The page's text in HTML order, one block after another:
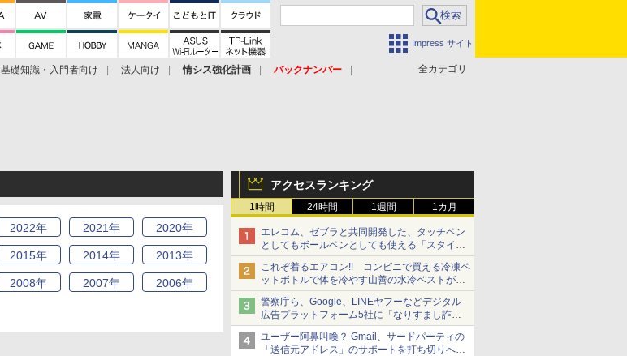
Impress サイト
全カテゴリ
基礎知識・入門者向け 法人向け 情シス強化計画
バックナンバー
アクセスランキング
1時間 24時間 1週間 1カ月
エレコム、ゼブラと共同開発した、タッチペン
としてもボールペンとしても使える「スタイラ
スツーウェイ」発売 iPadにも紙にも、持ち替
えずに書き込める
これぞ着るエアコン!! コンビニで買える冷凍ペ
ットボトルで体を冷やす山善の水冷ベストがロ
ードバイクにちょうどいい【ぼっち・ざ・ろー
ど！その14】【空いた時間でなにしてる？】
警察庁ら、Google、LINEヤフーなどデジタル
広告プラットフォーム5社に「なりすまし詐欺
広告」対策強化を要請 著名人の写真や映像を
使った投資詐欺などへの対策として
ユーザー阿鼻叫喚？ Gmail、サードパーティの
「送信元アドレス」のサポートを打ち切りへ
2022年 2021年 2020年
2015年 2014年 2013年
2008年 2007年 2006年